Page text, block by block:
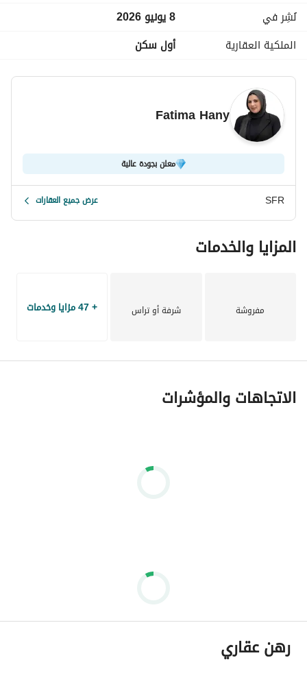
بمقدم تعاقد 744 الف
سداد على 12 سنة بدون فوايد
للتواصل عرض معلومات الاتصال + واتس
المبلغ الموجود سعر الكاش
نُشِر في
8 يونيو 2026
الملكية العقارية
أول سكن
Fatima Hany
معلن بجودة عالية
SFR عرض جميع العقارات
المزايا والخدمات
مفروشة شرفة أو تراس + 47 مزايا وخدمات
الاتجاهات والمؤشرات
رهن عقاري